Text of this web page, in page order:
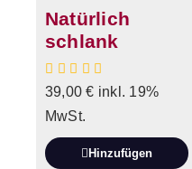
Natürlich
schlank
39,00€ inkl. 19%
MwSt.
Hinzufügen